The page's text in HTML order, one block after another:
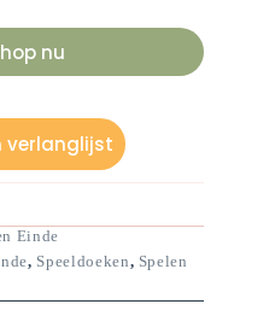
nu
verlanglijst
Einde
, Speeldoeken, Spelen